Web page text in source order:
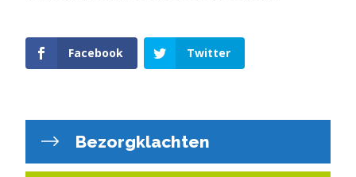
Facebook Twitter
Bezorgklachten